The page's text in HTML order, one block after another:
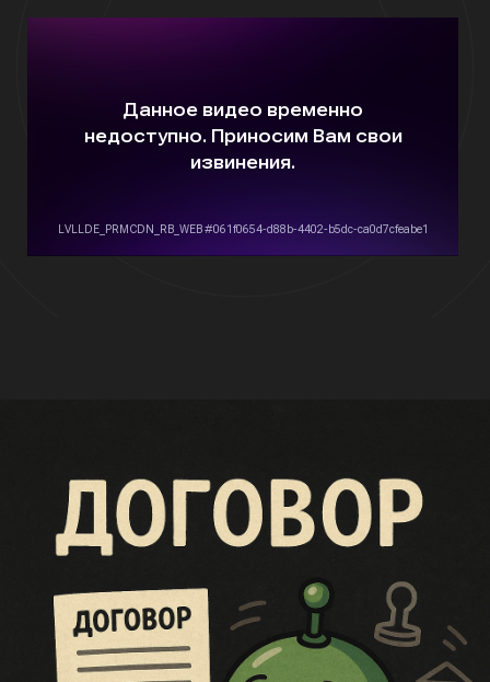
Для кого это решение?
Дополнительное соглашение,
полностью соответствующее
основному договору
Точное юридическое оформление